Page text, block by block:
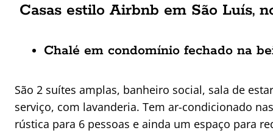
Casas estilo Airbnb em São Luís,
Chalé em condomínio fechado na
São 2 suítes amplas, banheiro social, sala de
serviço, com lavanderia. Tem ar-condicionado
rústica para 6 pessoas e ainda um espaço para